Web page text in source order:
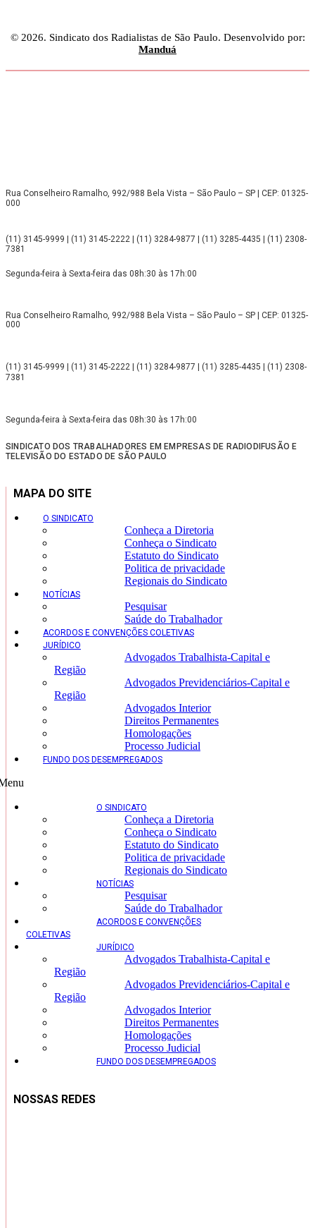
© 2026. Sindicato dos Radialistas de São Paulo. Desenvolvido por:
Manduá
Rua Conselheiro Ramalho, 992/988 Bela Vista – São Paulo – SP | CEP: 01325-
000
(11) 3145-9999 | (11) 3145-2222 | (11) 3284-9877 | (11) 3285-4435 | (11) 2308-
7381
Segunda-feira à Sexta-feira das 08h:30 às 17h:00
Rua Conselheiro Ramalho, 992/988 Bela Vista – São Paulo – SP | CEP: 01325-
000
(11) 3145-9999 | (11) 3145-2222 | (11) 3284-9877 | (11) 3285-4435 | (11) 2308-
7381
Segunda-feira à Sexta-feira das 08h:30 às 17h:00
SINDICATO DOS TRABALHADORES EM EMPRESAS DE RADIODIFUSÃO E
TELEVISÃO DO ESTADO DE SÃO PAULO
MAPA DO SITE
O SINDICATO
Conheça a Diretoria
Conheça o Sindicato
Estatuto do Sindicato
Politica de privacidade
Regionais do Sindicato
NOTÍCIAS
Pesquisar
Saúde do Trabalhador
ACORDOS E CONVENÇÕES COLETIVAS
JURÍDICO
Advogados Trabalhista-Capital e
Região
Advogados Previdenciários-Capital e
Região
Advogados Interior
Direitos Permanentes
Homologações
Processo Judicial
FUNDO DOS DESEMPREGADOS
O SINDICATO
Conheça a Diretoria
Conheça o Sindicato
Estatuto do Sindicato
Politica de privacidade
Regionais do Sindicato
NOTÍCIAS
Pesquisar
Saúde do Trabalhador
ACORDOS E CONVENÇÕES
COLETIVAS
JURÍDICO
Advogados Trabalhista-Capital e
Região
Advogados Previdenciários-Capital e
Região
Advogados Interior
Direitos Permanentes
Homologações
Processo Judicial
FUNDO DOS DESEMPREGADOS
NOSSAS REDES